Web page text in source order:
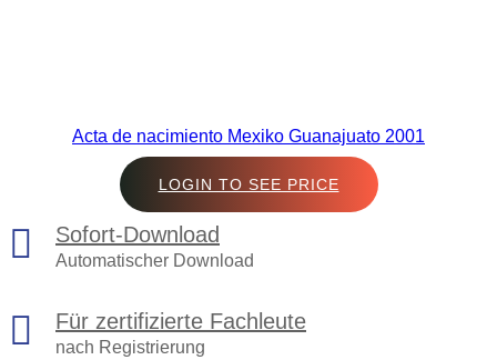
Acta de nacimiento Mexiko Guanajuato 2001
LOGIN TO SEE PRICE
Sofort-Download
Automatischer Download
Für zertifizierte Fachleute
nach Registrierung